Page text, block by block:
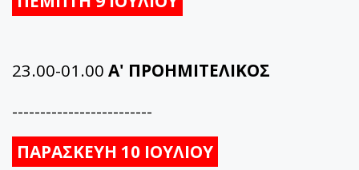
23.00-01.00 Α' ΠΡΟΗΜΙΤΕΛΙΚΟΣ
-------------------------
ΠΑΡΑΣΚΕΥΗ 10 ΙΟΥΛΙΟΥ